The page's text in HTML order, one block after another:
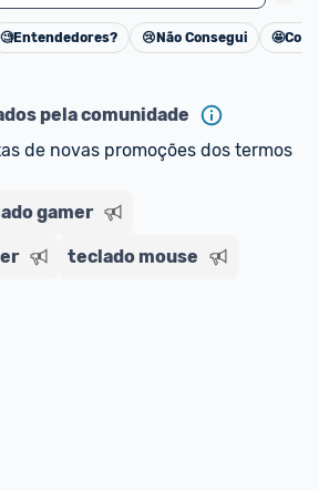
Cancelar
🧐Entendedores? 😢 Não Consegui 🤩
pela comunidade
de novas promoções dos termos
gamer
teclado mouse